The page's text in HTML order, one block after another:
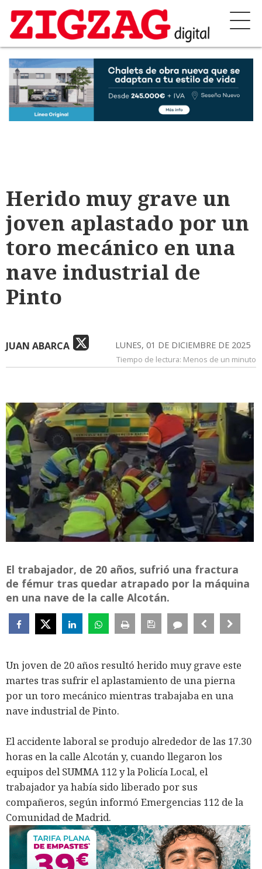
Herido muy grave un
joven aplastado por un
toro mecánico en una
nave industrial de
Pinto
JUAN ABARCA LUNES, 01 DE DICIEMBRE DE 2025
Tiempo de lectura: Menos de un minuto
El trabajador, de 20 años, sufrió una fractura
de fémur tras quedar atrapado por la máquina
en una nave de la calle Alcotán.
Un joven de 20 años resultó herido muy grave este
martes tras sufrir el aplastamiento de una pierna
por un toro mecánico mientras trabajaba en una
nave industrial de Pinto.
El accidente laboral se produjo alrededor de las 17.30
horas en la calle Alcotán y, cuando llegaron los
equipos del SUMMA 112 y la Policía Local, el
trabajador ya había sido liberado por sus
compañeros, según informó Emergencias 112 de la
Comunidad de Madrid.